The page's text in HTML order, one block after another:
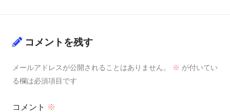
コメントを残す
メールアドレスが公開されることはありません。 ※ が付いてい
る欄は必須項目です
コメント ※